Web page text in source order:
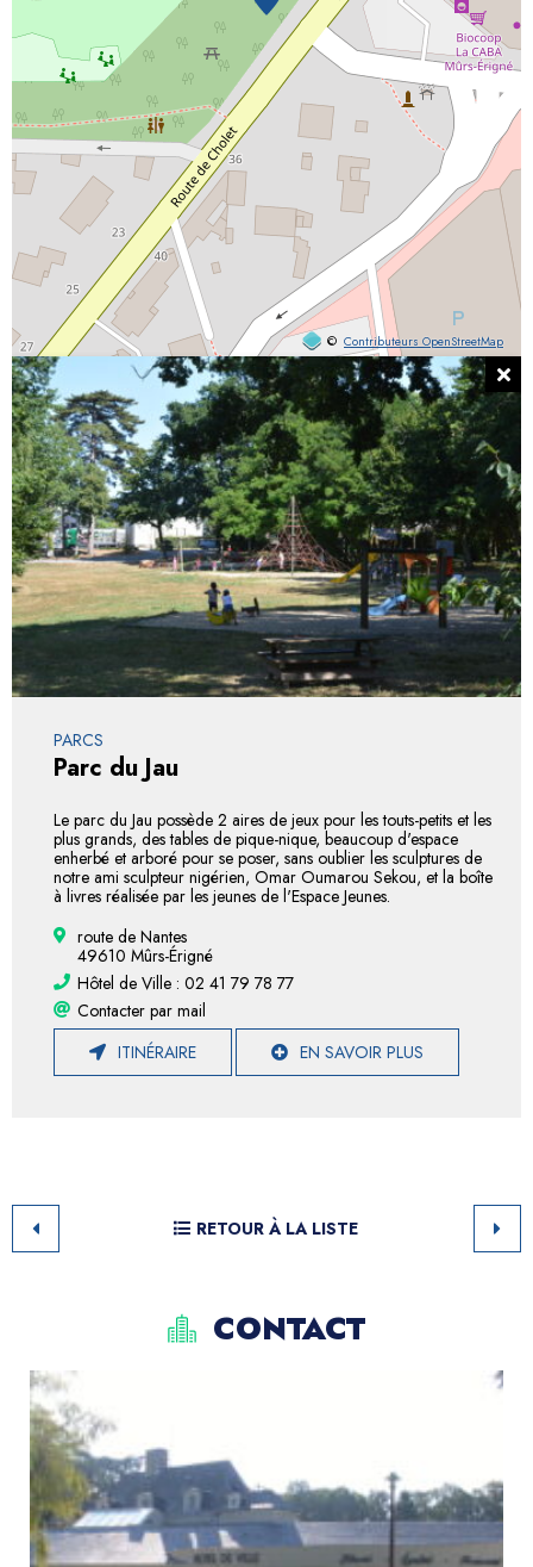
© Contributeurs OpenStreetMap
PARCS
Parc du Jau
Le parc du Jau possède 2 aires de jeux pour les touts-petits et les
plus grands, des tables de pique-nique, beaucoup d'espace
enherbé et arboré pour se poser, sans oublier les sculptures de
notre ami sculpteur nigérien, Omar Oumarou Sekou, et la boîte
à livres réalisée par les jeunes de l'Espace Jeunes.
route de Nantes
49610 Mûrs-Érigné
Hôtel de Ville : 02 41 79 78 77
Contacter par mail
ITINÉRAIRE
EN SAVOIR PLUS
RETOUR À LA LISTE
CONTACT